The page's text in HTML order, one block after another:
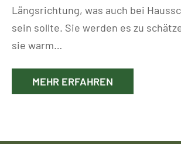
Längsrichtung, was auch bei
sein sollte. Sie werden es zu
sie warm…
MEHR ERFAHREN